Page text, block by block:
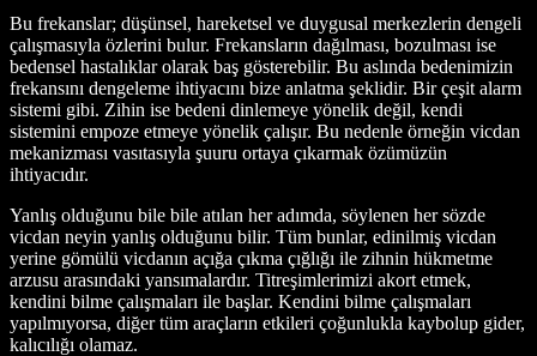
Bu frekanslar; düşünsel, hareketsel ve duygusal merkezlerin dengeli
çalışmasıyla özlerini bulur. Frekansların dağılması, bozulması ise
bedensel hastalıklar olarak baş gösterebilir. Bu aslında bedenimizin
frekansını dengeleme ihtiyacını bize anlatma şeklidir. Bir çeşit alarm
sistemi gibi. Zihin ise bedeni dinlemeye yönelik değil, kendi
sistemini empoze etmeye yönelik çalışır. Bu nedenle örneğin vicdan
mekanizması vasıtasıyla şuuru ortaya çıkarmak özümüzün
ihtiyacıdır.
Yanlış olduğunu bile bile atılan her adımda, söylenen her sözde
vicdan neyin yanlış olduğunu bilir. Tüm bunlar, edinilmiş vicdan
yerine gömülü vicdanın açığa çıkma çığlığı ile zihnin hükmetme
arzusu arasındaki yansımalardır. Titreşimlerimizi akort etmek,
kendini bilme çalışmaları ile başlar. Kendini bilme çalışmaları
yapılmıyorsa, diğer tüm araçların etkileri çoğunlukla kaybolup gider,
kalıcılığı olamaz.